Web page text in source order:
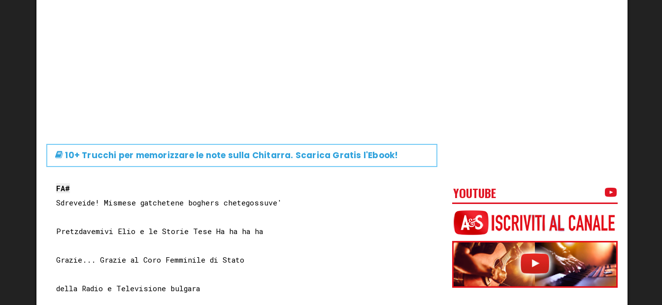
10+ Trucchi per memorizzare le note sulla Chitarra. Scarica Gratis l'Ebook!
FA#
Sdreveide! Mismese gatchetene boghers chetegossuve'
Pretzdavemivi Elio e le Storie Tese Ha ha ha ha
Grazie... Grazie al Coro Femminile di Stato
della Radio e Televisione bulgara
YOUTUBE